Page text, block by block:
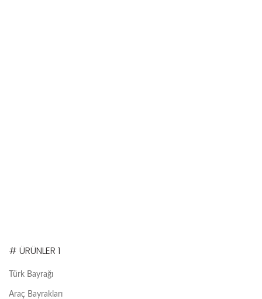
# ÜRÜNLER 1
Türk Bayrağı
Araç Bayrakları